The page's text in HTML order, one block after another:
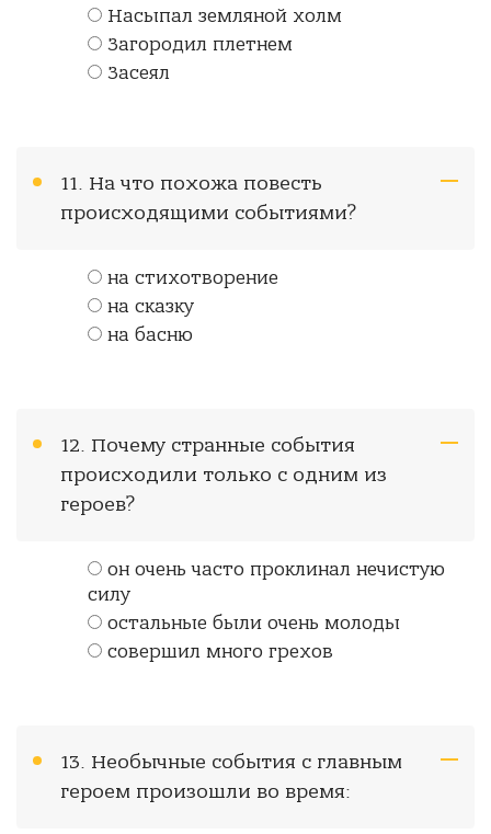
Насыпал земляной холм
Загородил плетнем
Засеял
11. На что похожа повесть
происходящими событиями?
на стихотворение
на сказку
на басню
12. Почему странные события
происходили только с одним из
героев?
он очень часто проклинал нечистую
силу
остальные были очень молоды
совершил много грехов
13. Необычные события с главным
героем произошли во время: